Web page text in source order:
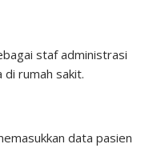
staf administrasi
rumah sakit.
data pasien